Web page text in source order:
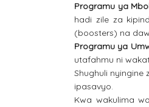
Programu ya
hadi zile za
(boosters) na
Programu ya
utafahmu ni
Shughuli
ipasavyo.
Kwa wakulima